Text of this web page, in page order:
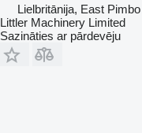
Lielbritānija, East Pimbo
Littler Machinery Limited
Sazināties ar pārdevēju